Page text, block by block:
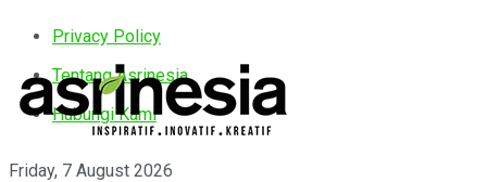
Privacy Policy
Tentang Asrinesia
Hubungi Kami
Friday, 7 August 2026